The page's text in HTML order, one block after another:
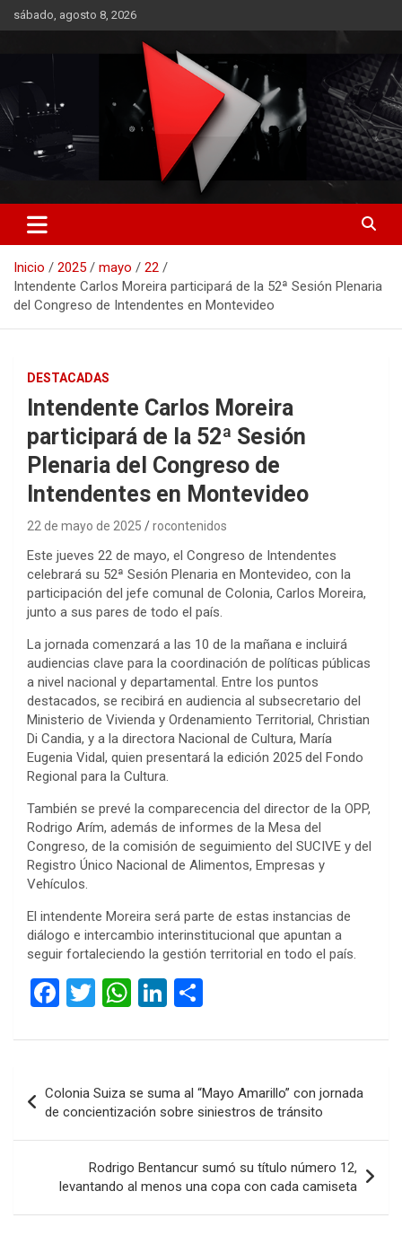
Saltar
al
sábado, agosto 8, 2026
RO CONTENIDOS
Inicio 2025 mayo
22
Intendente Carlos Moreira participará de la 52ª Sesión Plenaria
del Congreso de Intendentes en Montevideo
DESTACADAS
Intendente Carlos Moreira
participará de la 52ª Sesión
Plenaria del Congreso de
Intendentes en Montevideo
22 de mayo de 2025 rocontenidos
Este jueves 22 de mayo, el Congreso de Intendentes
celebrará su 52ª Sesión Plenaria en Montevideo, con la
participación del jefe comunal de Colonia, Carlos Moreira,
junto a sus pares de todo el país.
La jornada comenzará a las 10 de la mañana e incluirá
audiencias clave para la coordinación de políticas públicas
a nivel nacional y departamental. Entre los puntos
destacados, se recibirá en audiencia al subsecretario del
Ministerio de Vivienda y Ordenamiento Territorial, Christian
Di Candia, y a la directora Nacional de Cultura, María
Eugenia Vidal, quien presentará la edición 2025 del Fondo
Regional para la Cultura.
También se prevé la comparecencia del director de la OPP,
Rodrigo Arím, además de informes de la Mesa del
Congreso, de la comisión de seguimiento del SUCIVE y del
Registro Único Nacional de Alimentos, Empresas y
Vehículos.
El intendente Moreira será parte de estas instancias de
diálogo e intercambio interinstitucional que apuntan a
seguir fortaleciendo la gestión territorial en todo el país.
F
ce
o
o
T
tt
W
at
A
p
p
Li
ke
n
m
ar
tir
de
entradas
Colonia Suiza se suma al “Mayo Amarillo” con jornada
de concientización sobre siniestros de tránsito
Rodrigo Bentancur sumó su título número 12,
levantando al menos una copa con cada camiseta